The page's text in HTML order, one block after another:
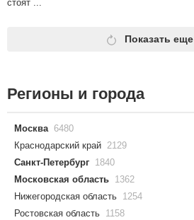
стоят ...
Показать еще
Регионы и города
Москва 6480
Краснодарский край 2129
Санкт-Петербург 1840
Московская область 1362
Нижегородская область 1254
Ростовская область 1158